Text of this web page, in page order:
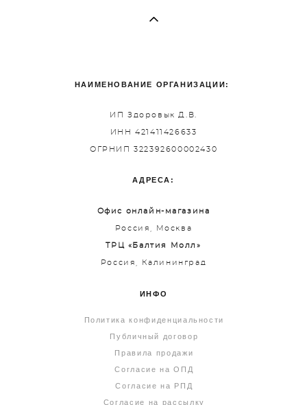
НАИМЕНОВАНИЕ ОРГАНИЗАЦИИ:
ИП Здоровык Д.В.
ИНН 421411426633
ОГРНИП 322392600002430
АДРЕСА:
Офис онлайн-магазина
Россия, Москва
ТРЦ «Балтия Молл»
Россия, Калининград
ИНФО
Политика конфиденциальности
Публичный договор
Правила продажи
Согласие на ОПД
Согласие на РПД
Согласие на рассылку